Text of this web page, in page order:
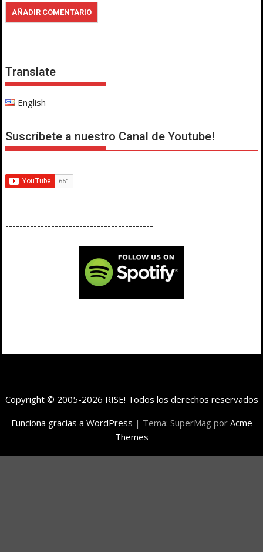
Translate
English
Suscríbete a nuestro Canal de Youtube!
------------------------------------------
Copyright © 2005-2026 RISE! Todos los derechos reservados
Funciona gracias a WordPress | Tema: SuperMag por Acme
Themes